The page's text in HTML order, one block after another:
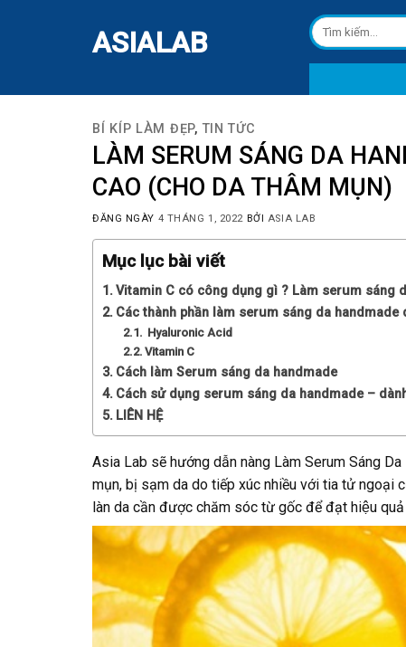
ASIALAB
Tìm
kiếm:
BÍ KÍP LÀM ĐẸP,TIN TỨC
LÀM SERUM SÁNG DA
CAO (CHO DA THÂM MỤN)
ĐĂNG NGÀY 4 THÁNG 1, 2022 BỞI ASIA LAB
Mục lục bài viết
Vitamin C có công dụng gì ? Làm serum sáng
Các thành phần làm serum sáng da handmade
Hyaluronic Acid
Vitamin C
Cách làm Serum sáng da handmade
Cách sử dụng serum sáng da handmade –
LIÊN HỆ
Asia Lab sẽ hướng dẫn nàng Làm Serum Sáng
mụn, bị sạm da do tiếp xúc nhiều với tia tử ngoại
làn da cần được chăm sóc từ gốc để đạt hiệu